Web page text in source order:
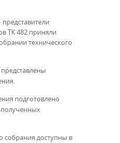
представители
ТК 482 приняли
технического
подготовлено
доступны в